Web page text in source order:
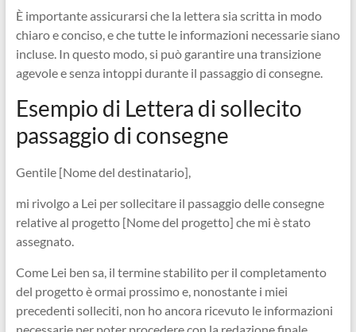
È importante assicurarsi che la lettera sia scritta in modo
chiaro e conciso, e che tutte le informazioni necessarie siano
incluse. In questo modo, si può garantire una transizione
agevole e senza intoppi durante il passaggio di consegne.
Esempio di Lettera di sollecito
passaggio di consegne
Gentile [Nome del destinatario],
mi rivolgo a Lei per sollecitare il passaggio delle consegne
relative al progetto [Nome del progetto] che mi è stato
assegnato.
Come Lei ben sa, il termine stabilito per il completamento
del progetto è ormai prossimo e, nonostante i miei
precedenti solleciti, non ho ancora ricevuto le informazioni